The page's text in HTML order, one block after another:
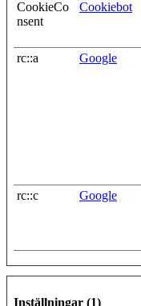
CookieCo
nsent
Cookiebot
rc::a Google
rc::c Google
Inställningar (1)